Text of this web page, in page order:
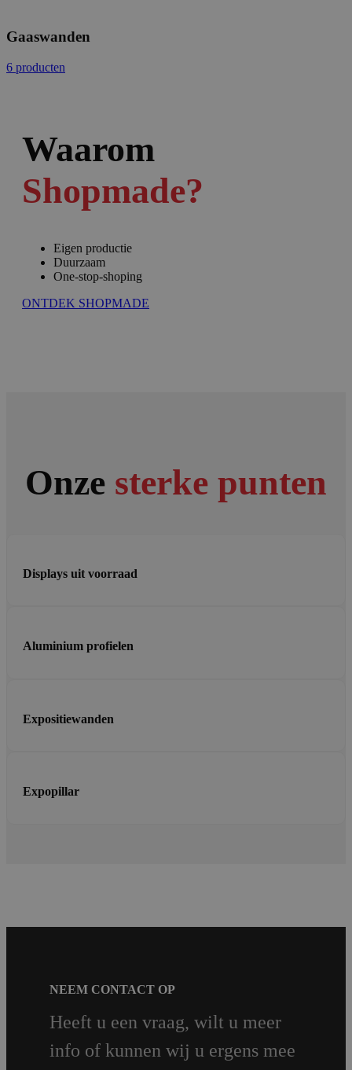
Gaaswanden
6 producten
Waarom
Shopmade?
Eigen productie
Duurzaam
One-stop-shoping
ONTDEK SHOPMADE
Onze sterke punten
Displays uit voorraad
Aluminium profielen
Expositiewanden
Expopillar
NEEM CONTACT OP
Heeft u een vraag, wilt u meer
info of kunnen wij u ergens mee